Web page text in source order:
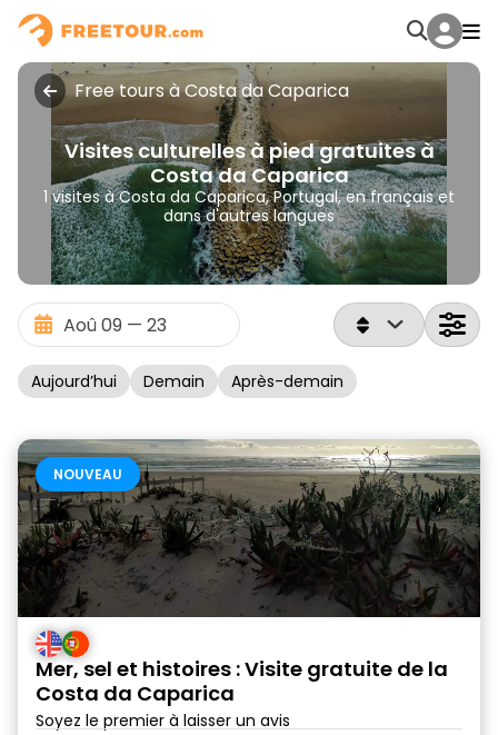
Free tours à Costa da Caparica
Visites culturelles à pied gratuites à
Costa da Caparica
1 visites à Costa da Caparica, Portugal, en français et
dans d'autres langues
Aujourd’hui Demain Après-demain
NOUVEAU
Mer, sel et histoires : Visite gratuite de la
Costa da Caparica
Soyez le premier à laisser un avis